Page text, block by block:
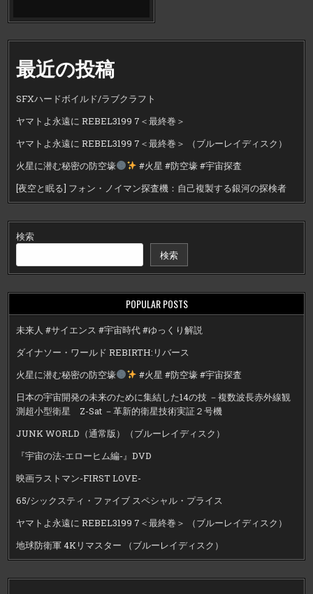
最近の投稿
SFXハードボイルド/ラブクラフト
ヤマトよ永遠に REBEL3199 7＜最終巻＞
ヤマトよ永遠に REBEL3199 7＜最終巻＞ （ブルーレイディスク）
火星に潜む秘密の防空壕
#火星 #防空壕 #宇宙探査
[夜空と眠る] フォン・ノイマン探査機：自己複製する銀河の探検者
検索
検索
POPULAR POSTS
未来人 #サイエンス #宇宙時代 #ゆっくり解説
ダイナソー・ワールド REBIRTH:リバース
火星に潜む秘密の防空壕
#火星 #防空壕 #宇宙探査
日本の宇宙開発の未来のために集結した14の技 －複数波長赤外線観
測超小型衛星 Z-Sat －革新的衛星技術実証２号機
JUNK WORLD（通常版）（ブルーレイディスク）
『宇宙の法-エローヒム編-』DVD
映画ラストマン-FIRST LOVE-
65/シックスティ・ファイブ スペシャル・プライス
ヤマトよ永遠に REBEL3199 7＜最終巻＞ （ブルーレイディスク）
地球防衛軍 4Kリマスター （ブルーレイディスク）